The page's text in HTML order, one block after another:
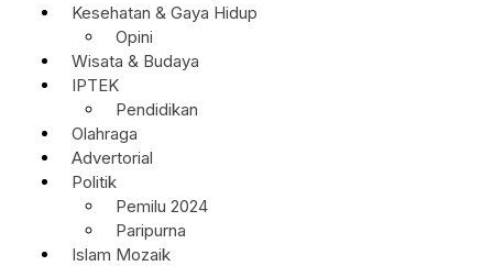
Kesehatan & Gaya Hidup
Opini
Wisata & Budaya
IPTEK
Pendidikan
Olahraga
Advertorial
Politik
Pemilu 2024
Paripurna
Islam Mozaik